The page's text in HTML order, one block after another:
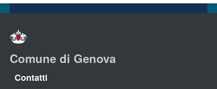
Comune di Genova
Contatti